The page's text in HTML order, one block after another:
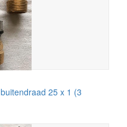
25 x 1 (3